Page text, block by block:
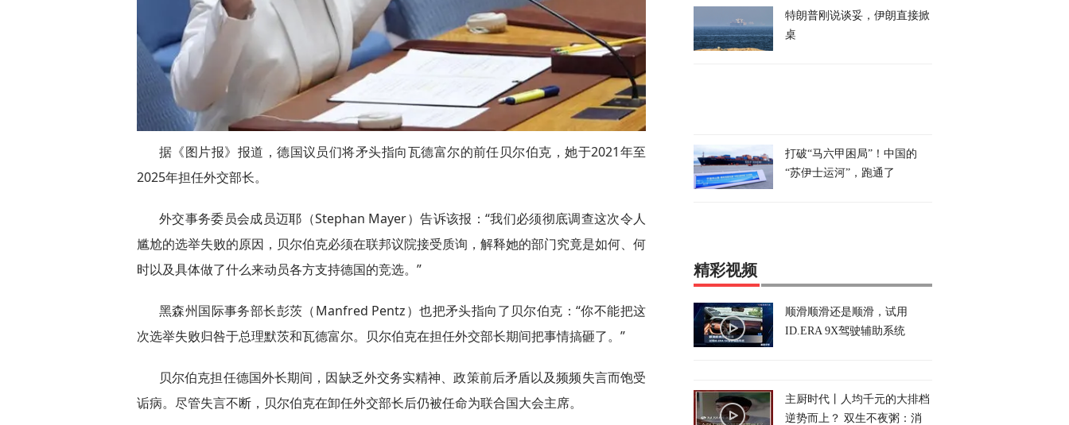
据《图片报》报道，德国议员们将矛头指向瓦德富尔的前任贝尔伯克，她于2021年至
2025年担任外交部长。
外交事务委员会成员迈耶（Stephan Mayer）告诉该报：“我们必须彻底调查这次令人
尴尬的选举失败的原因，贝尔伯克必须在联邦议院接受质询，解释她的部门究竟是如何、何
时以及具体做了什么来动员各方支持德国的竞选。”
黑森州国际事务部长彭茨（Manfred Pentz）也把矛头指向了贝尔伯克：“你不能把这
次选举失败归咎于总理默茨和瓦德富尔。贝尔伯克在担任外交部长期间把事情搞砸了。”
贝尔伯克担任德国外长期间，因缺乏外交务实精神、政策前后矛盾以及频频失言而饱受
诟病。尽管失言不断，贝尔伯克在卸任外交部长后仍被任命为联合国大会主席。
特朗普刚说谈妥，伊朗直接掀
桌
打破“马六甲困局”！中国的
“苏伊士运河”，跑通了
精彩视频
顺滑顺滑还是顺滑，试用
ID.ERA 9X驾驶辅助系统
主厨时代丨人均千元的大排档
逆势而上？ 双生不夜粥：消